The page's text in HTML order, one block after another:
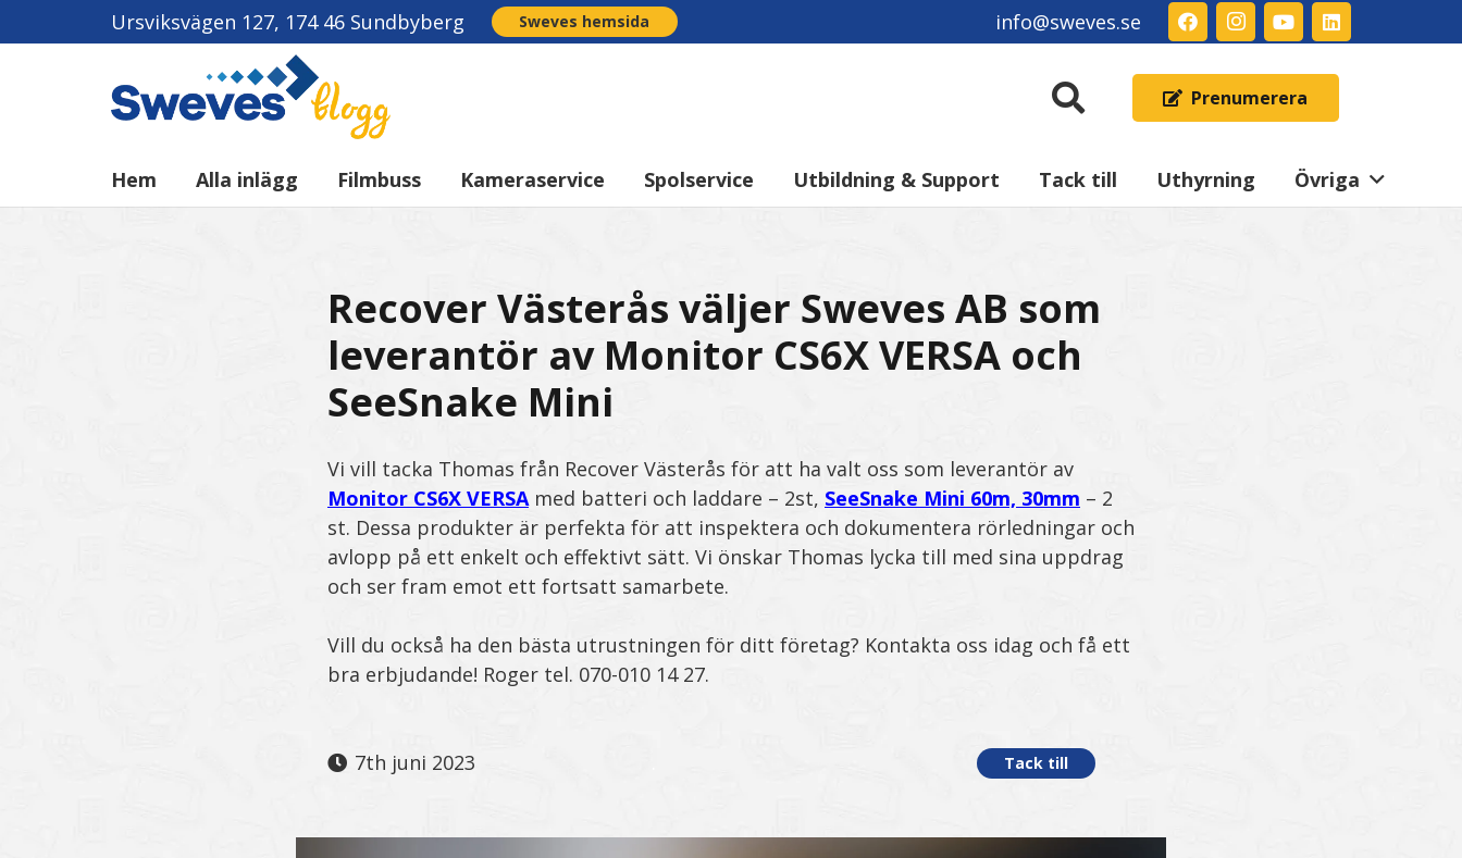
Ursviksvägen 127, 174 46 Sundbyberg Sweves hemsida info@sweves.se
Prenumerera
Hem Alla inlägg Filmbuss Kameraservice Spolservice Utbildning & Support Tack till Uthyrning Övriga
Recover Västerås väljer Sweves AB som
leverantör av Monitor CS6X VERSA och
SeeSnake Mini
Vi vill tacka Thomas från Recover Västerås för att ha valt oss som leverantör av
Monitor CS6X VERSAmed batteri och laddare – 2st, SeeSnake Mini 60m, 30mm – 2
st. Dessa produkter är perfekta för att inspektera och dokumentera rörledningar och
avlopp på ett enkelt och effektivt sätt. Vi önskar Thomas lycka till med sina uppdrag
och ser fram emot ett fortsatt samarbete.
Vill du också ha den bästa utrustningen för ditt företag? Kontakta oss idag och få ett
bra erbjudande! Roger tel. 070-010 14 27.
7th juni 2023 Tack till